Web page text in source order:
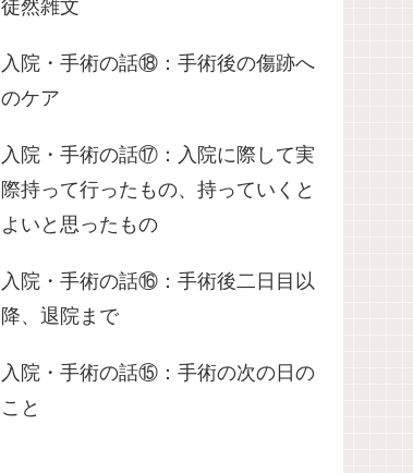
徒然雑文
入院・手術の話⑱：手術後の傷跡へ
のケア
入院・手術の話⑰：入院に際して実
際持って行ったもの、持っていくと
よいと思ったもの
入院・手術の話⑯：手術後二日目以
降、退院まで
入院・手術の話⑮：手術の次の日の
こと